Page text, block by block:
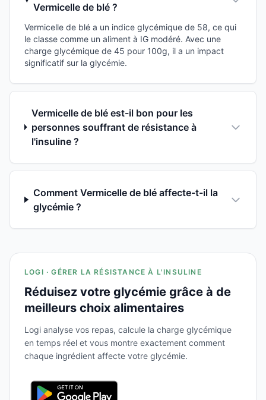
Vermicelle de blé ?
Vermicelle de blé a un indice glycémique de 58, ce qui
le classe comme un aliment à IG modéré. Avec une
charge glycémique de 45 pour 100g, il a un impact
significatif sur la glycémie.
Vermicelle de blé est-il bon pour les
personnes souffrant de résistance à
l'insuline ?
Comment Vermicelle de blé affecte-t-il la
glycémie ?
LOGI · GÉRER LA RÉSISTANCE À L'INSULINE
Réduisez votre glycémie grâce à de
meilleurs choix alimentaires
Logi analyse vos repas, calcule la charge glycémique
en temps réel et vous montre exactement comment
chaque ingrédient affecte votre glycémie.